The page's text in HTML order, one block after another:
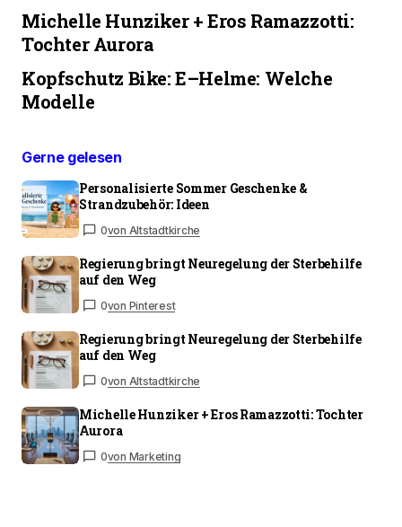
Michelle Hunziker + Eros Ramazzotti:
Tochter Aurora
Kopfschutz Bike: E–Helme: Welche
Modelle
Gerne gelesen
Personalisierte Sommer Geschenke &
Strandzubehör: Ideen
0von Altstadtkirche
Regierung bringt Neuregelung der Sterbehilfe
auf den Weg
0von Pinterest
Regierung bringt Neuregelung der Sterbehilfe
auf den Weg
0von Altstadtkirche
Michelle Hunziker + Eros Ramazzotti: Tochter
Aurora
0von Marketing